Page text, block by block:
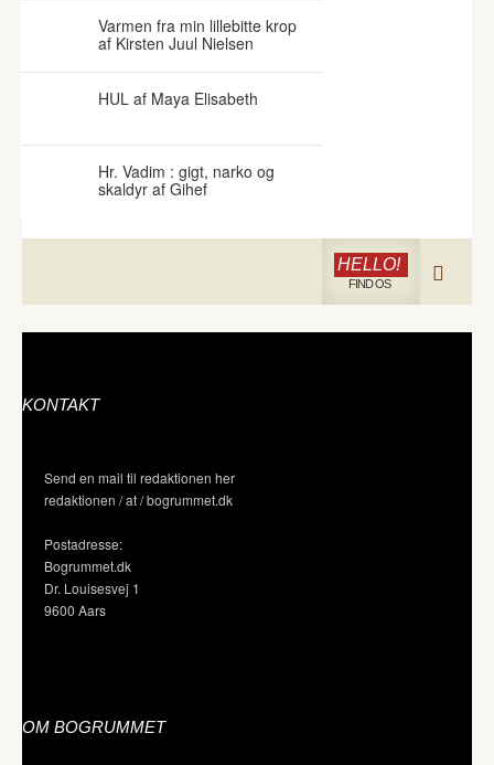
Varmen fra min lillebitte krop
af Kirsten Juul Nielsen
HUL af Maya Elisabeth
Hr. Vadim : gigt, narko og
skaldyr af Gihef
HELLO!
FIND OS
KONTAKT
Send en mail til redaktionen her
redaktionen / at / bogrummet.dk
Postadresse:
Bogrummet.dk
Dr. Louisesvej 1
9600 Aars
OM BOGRUMMET